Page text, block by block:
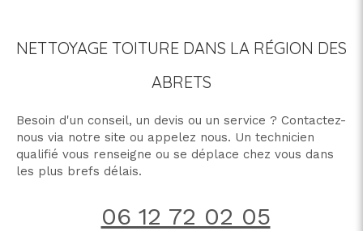
NETTOYAGE TOITURE DANS LA RÉGION DES
ABRETS
Besoin d'un conseil, un devis ou un service ? Contactez-
nous via notre site ou appelez nous. Un technicien
qualifié vous renseigne ou se déplace chez vous dans
les plus brefs délais.
06 12 72 02 05